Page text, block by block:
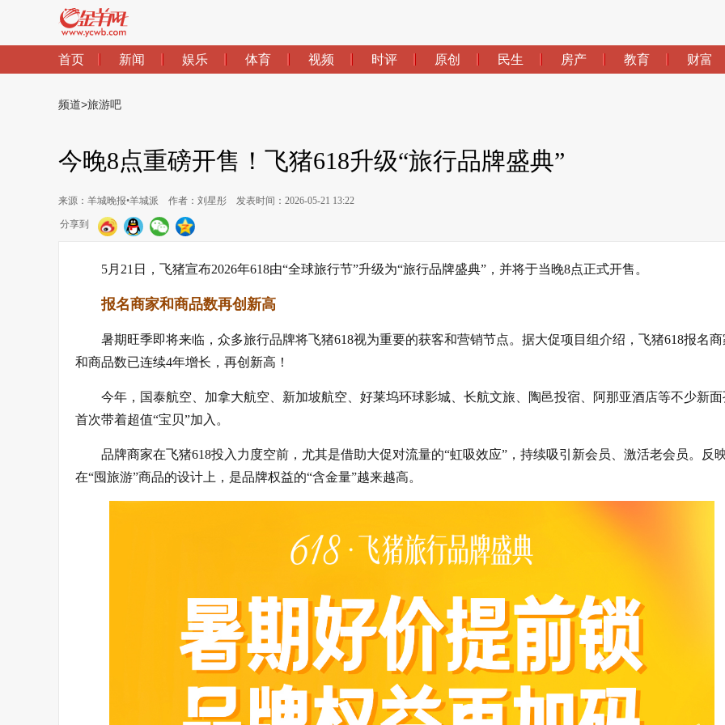
首页 新闻 娱乐 体育 视频 时评 原创 民生 房产 教育 财富
频道>旅游吧
今晚8点重磅开售！飞猪618升级“旅行品牌盛典”
来源：羊城晚报•羊城派 作者：刘星彤 发表时间：2026-05-21 13:22
分享到
5月21日，飞猪宣布2026年618由“全球旅行节”升级为“旅行品牌盛典”，并将于当晚8点正式开售。
报名商家和商品数再创新高
暑期旺季即将来临，众多旅行品牌将飞猪618视为重要的获客和营销节点。据大促项目组介绍，飞猪618报名
和商品数已连续4年增长，再创新高！
今年，国泰航空、加拿大航空、新加坡航空、好莱坞环球影城、长航文旅、陶邑投宿、阿那亚酒店等不少新
首次带着超值“宝贝”加入。
品牌商家在飞猪618投入力度空前，尤其是借助大促对流量的“虹吸效应”，持续吸引新会员、激活老会员。反
在“囤旅游”商品的设计上，是品牌权益的“含金量”越来越高。